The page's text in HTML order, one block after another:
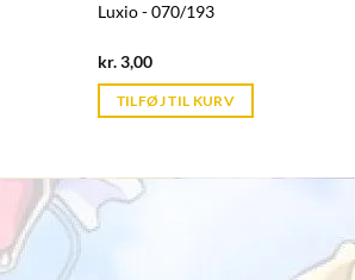
Luxio - 070/193
kr.3,00Current
is:
kr. 39,95.
TILFØJ TIL KURV